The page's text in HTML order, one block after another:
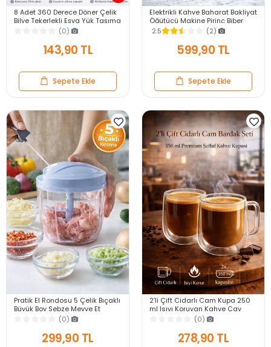
8 Adet 360 Derece Döner Çelik
Bilye Tekerlekli Eşya Yük Taşıma
Yapışkanlı Eşya Kaydırma
(0)
143,90 TL
Sepete Ekle
Elektrikli Kahve Baharat Bakliyat
Öğütücü Makine Pirinç Biber
Tahıl Öğütücü Değirmen Gıda
Öğütücü
2.5 (2)
599,90 TL
Sepete Ekle
Pratik El Rondosu 5 Çelik Bıçaklı
Büyük Boy Sebze Meyve Et
Soğan Doğrayıcı Blender Rende
(0)
299,90 TL
2’li Çift Cidarlı Cam Kupa 250
ml Isıyı Koruyan Kahve Çay
Fincanı Kulplu Espresso Cam
(0)
278,90 TL